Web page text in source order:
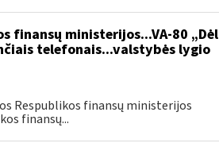
finansų ministerijos...VA-80 „Dėl
telefonais...valstybės lygio
Respublikos finansų ministerijos
finansų...